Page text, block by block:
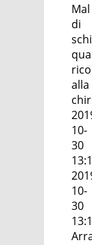
Mal
di
alla
10-
30
10-
30